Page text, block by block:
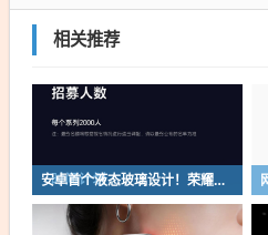
相关推荐
安卓首个液态玻璃设计！荣耀MagicOS 11内测招募开启：17款机型首批升级